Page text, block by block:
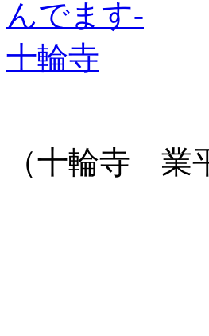
（十輪寺 業